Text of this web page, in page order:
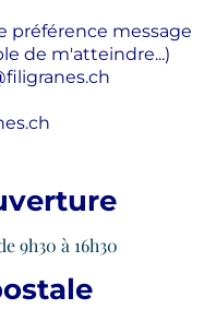
préférence message
de m'atteindre...)
9h30 à 16h30